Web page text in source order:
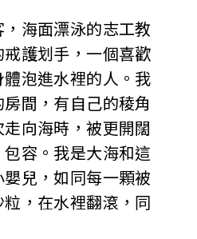
海面漂泳的志工教
護划手，一個喜歡
泡進水裡的人。我
間，有自己的稜角
向海時，被更開闊
容。我是大海和這
兒，如同每一顆被
，在水裡翻滾，同